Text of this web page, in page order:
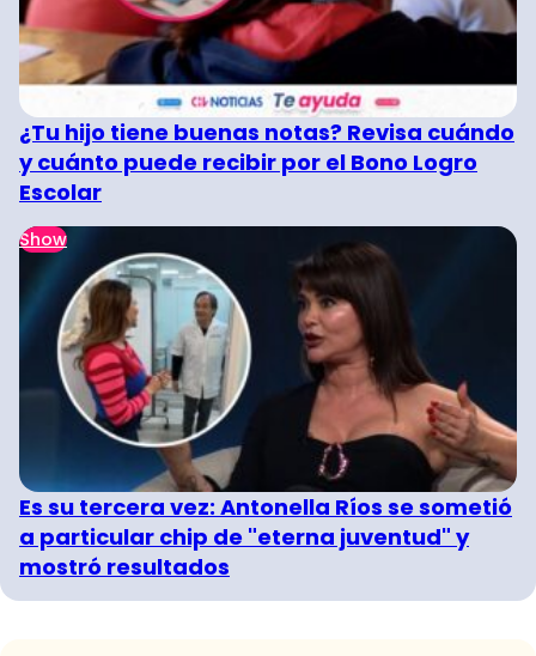
¿Tu hijo tiene buenas notas? Revisa cuándo
y cuánto puede recibir por el Bono Logro
Escolar
Show
Es su tercera vez: Antonella Ríos se sometió
a particular chip de "eterna juventud" y
mostró resultados